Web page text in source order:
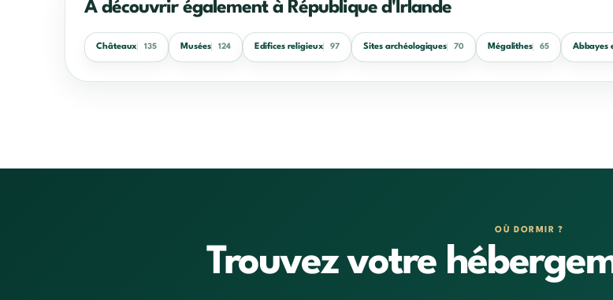
À découvrir également à République d'Irlande
Châteaux 135 Musées 124 Edifices religieux 97 Sites archéologiques 70 Mégalithes 65 Abbayes
OÙ DORMIR ?
Trouvez votre